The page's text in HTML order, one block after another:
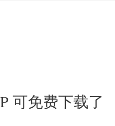
可免费下载了